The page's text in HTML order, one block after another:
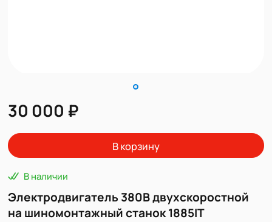
30 000 ₽
В корзину
В наличии
Электродвигатель 380В двухскоростной
на шиномонтажный станок 1885IT